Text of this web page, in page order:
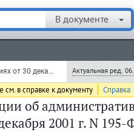
В документе
Кодекс Российской Федерации об административных правонарушениях от 30 декабря 2001 г. N 195-ФЗ (КоАП РФ) (с изменениями и дополнениями) Актуальная ред.
см. в справке к документу Справка
об
2001 г. N 195-